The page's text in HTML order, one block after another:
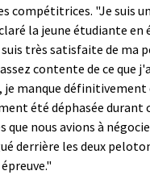
compétitrices. "Je suis
la jeune étudiante en
très satisfaite de ma
contente de ce que
je manque définitivement
été déphasée durant
que nous avions à
derrière les deux